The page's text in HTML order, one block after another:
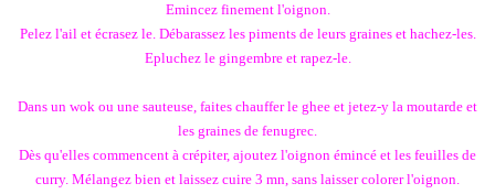
Emincez finement l'oignon.
Pelez l'ail et écrasez le. Débarassez les piments de leurs graines et hachez-les.
Epluchez le gingembre et rapez-le.
Dans un wok ou une sauteuse, faites chauffer le ghee et jetez-y la moutarde et
les graines de fenugrec.
Dès qu'elles commencent à crépiter, ajoutez l'oignon émincé et les feuilles de
curry. Mélangez bien et laissez cuire 3 mn, sans laisser colorer l'oignon.